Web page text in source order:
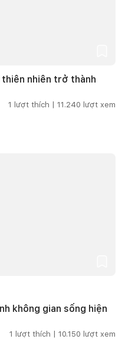
thiên nhiên trở thành
1 lượt thích | 11.240 lượt xem
không gian sống hiện
1 lượt thích | 10.150 lượt xem